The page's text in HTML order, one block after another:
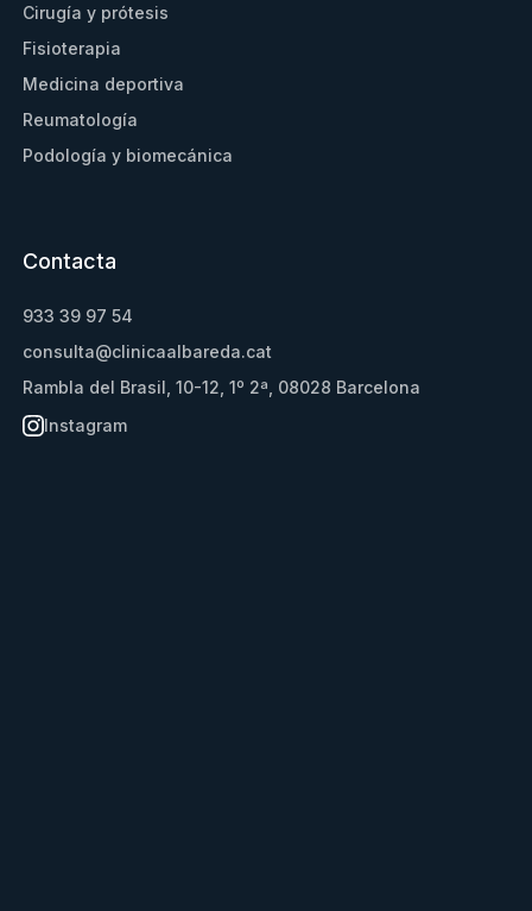
Cirugía y prótesis
Fisioterapia
Medicina deportiva
Reumatología
Podología y biomecánica
Contacta
933 39 97 54
consulta@clinicaalbareda.cat
Rambla del Brasil, 10-12, 1º 2ª, 08028 Barcelona
Instagram